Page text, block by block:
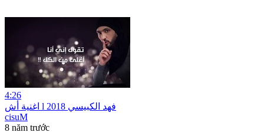
4:26
اغنية أش l فهد الكبيسي 2018
cisuM
8 năm trước